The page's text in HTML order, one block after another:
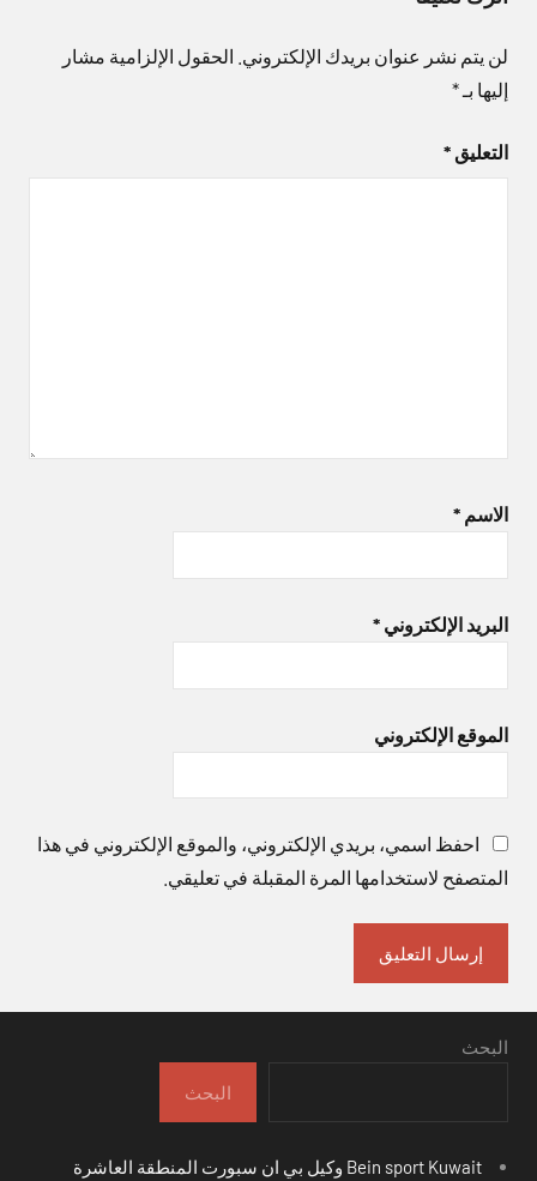
لن يتم نشر عنوان بريدك الإلكتروني. الحقول الإلزامية مشار
إليها بـ*
التعليق *
الاسم *
البريد الإلكتروني *
الموقع الإلكتروني
احفظ اسمي، بريدي الإلكتروني، والموقع الإلكتروني في هذا
المتصفح لاستخدامها المرة المقبلة في تعليقي.
البحث
البحث